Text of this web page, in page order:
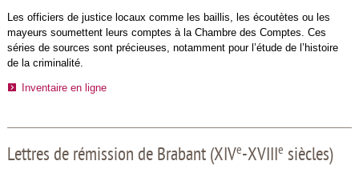
Les officiers de justice locaux comme les baillis, les écoutètes ou les
mayeurs soumettent leurs comptes à la Chambre des Comptes. Ces
séries de sources sont précieuses, notamment pour l’étude de l’histoire
de la criminalité.
Inventaire en ligne
Lettres de rémission de Brabant (XIVe-XVIIIe siècles)